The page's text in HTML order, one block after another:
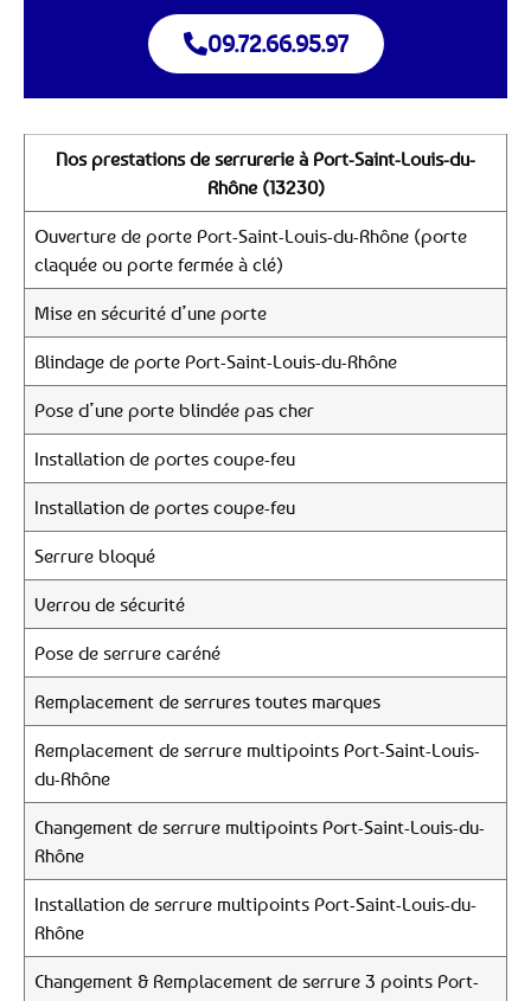
09.72.66.95.97
Nos prestations de serrurerie à Port-Saint-Louis-du-
Rhône (13230)
Ouverture de porte Port-Saint-Louis-du-Rhône (porte
claquée ou porte fermée à clé)
Mise en sécurité d’une porte
Blindage de porte Port-Saint-Louis-du-Rhône
Pose d’une porte blindée pas cher
Installation de portes coupe-feu
Installation de portes coupe-feu
Serrure bloqué
Verrou de sécurité
Pose de serrure caréné
Remplacement de serrures toutes marques
Remplacement de serrure multipoints Port-Saint-Louis-
du-Rhône
Changement de serrure multipoints Port-Saint-Louis-du-
Rhône
Installation de serrure multipoints Port-Saint-Louis-du-
Rhône
Changement & Remplacement de serrure 3 points Port-